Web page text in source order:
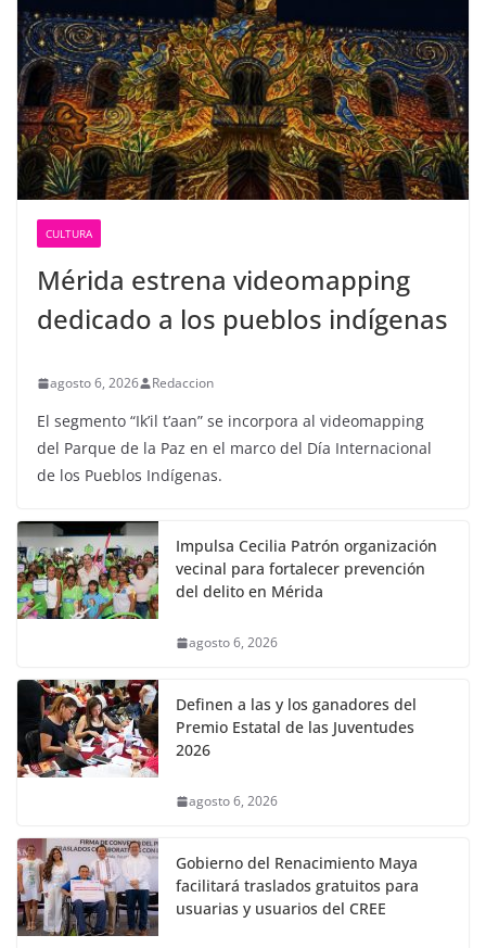
CULTURA
Mérida estrena videomapping
dedicado a los pueblos indígenas
agosto 6, 2026 Redaccion
El segmento “Ik’il t’aan” se incorpora al videomapping
del Parque de la Paz en el marco del Día Internacional
de los Pueblos Indígenas.
Impulsa Cecilia Patrón organización
vecinal para fortalecer prevención
del delito en Mérida
agosto 6, 2026
Definen a las y los ganadores del
Premio Estatal de las Juventudes
2026
agosto 6, 2026
Gobierno del Renacimiento Maya
facilitará traslados gratuitos para
usuarias y usuarios del CREE